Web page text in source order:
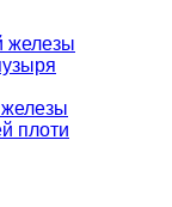
железы
плоти